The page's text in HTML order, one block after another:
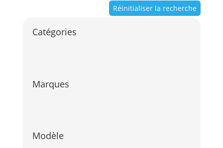
Réinitialiser la recherche
Catégories
Marques
Modèle